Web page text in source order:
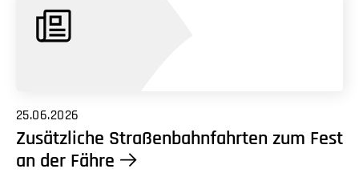
25.06.2026
Zusätzliche Straßenbahnfahrten zum Fest
an der Fähre